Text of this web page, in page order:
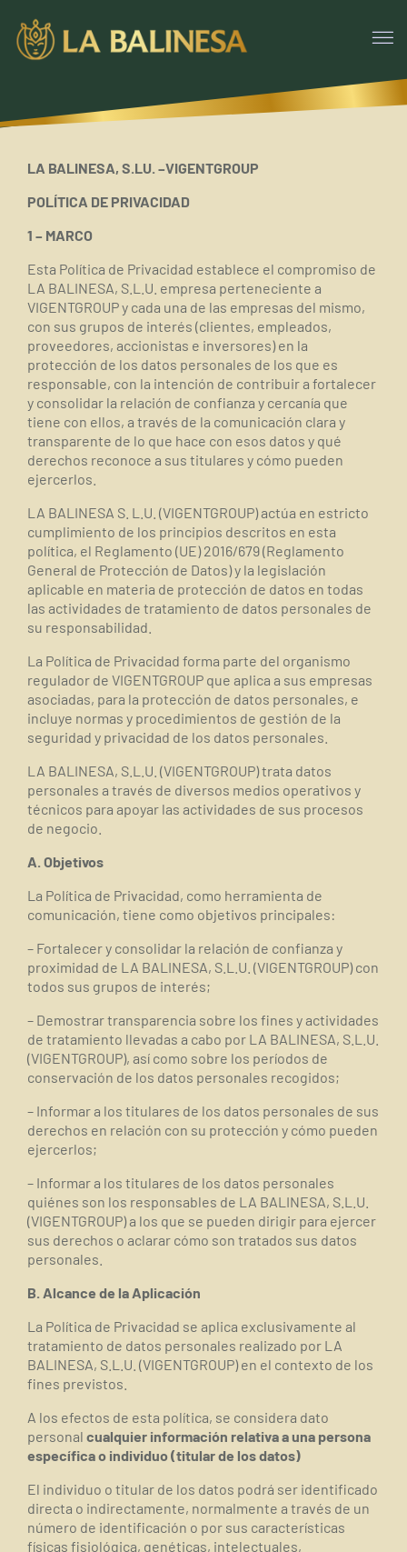
LA BALINESA, S.LU. –VIGENTGROUP
POLÍTICA DE PRIVACIDAD
1 – MARCO
Esta Política de Privacidad establece el compromiso de
LA BALINESA, S.L.U. empresa perteneciente a
VIGENTGROUP y cada una de las empresas del mismo,
con sus grupos de interés (clientes, empleados,
proveedores, accionistas e inversores) en la
protección de los datos personales de los que es
responsable, con la intención de contribuir a fortalecer
y consolidar la relación de confianza y cercanía que
tiene con ellos, a través de la comunicación clara y
transparente de lo que hace con esos datos y qué
derechos reconoce a sus titulares y cómo pueden
ejercerlos.
LA BALINESA S. L.U. (VIGENTGROUP) actúa en estricto
cumplimiento de los principios descritos en esta
política, el Reglamento (UE) 2016/679 (Reglamento
General de Protección de Datos) y la legislación
aplicable en materia de protección de datos en todas
las actividades de tratamiento de datos personales de
su responsabilidad.
La Política de Privacidad forma parte del organismo
regulador de VIGENTGROUP que aplica a sus empresas
asociadas, para la protección de datos personales, e
incluye normas y procedimientos de gestión de la
seguridad y privacidad de los datos personales.
LA BALINESA, S.L.U. (VIGENTGROUP) trata datos
personales a través de diversos medios operativos y
técnicos para apoyar las actividades de sus procesos
de negocio.
A. Objetivos
La Política de Privacidad, como herramienta de
comunicación, tiene como objetivos principales:
– Fortalecer y consolidar la relación de confianza y
proximidad de LA BALINESA, S.L.U. (VIGENTGROUP) con
todos sus grupos de interés;
– Demostrar transparencia sobre los fines y actividades
de tratamiento llevadas a cabo por LA BALINESA, S.L.U.
(VIGENTGROUP), así como sobre los períodos de
conservación de los datos personales recogidos;
– Informar a los titulares de los datos personales de sus
derechos en relación con su protección y cómo pueden
ejercerlos;
– Informar a los titulares de los datos personales
quiénes son los responsables de LA BALINESA, S.L.U.
(VIGENTGROUP) a los que se pueden dirigir para ejercer
sus derechos o aclarar cómo son tratados sus datos
personales.
B. Alcance de la Aplicación
La Política de Privacidad se aplica exclusivamente al
tratamiento de datos personales realizado por LA
BALINESA, S.L.U. (VIGENTGROUP) en el contexto de los
fines previstos.
A los efectos de esta política, se considera dato
personal cualquier información relativa a una persona
específica o individuo (titular de los datos)
El individuo o titular de los datos podrá ser identificado
directa o indirectamente, normalmente a través de un
número de identificación o por sus características
físicas fisiológica, genéticas, intelectuales,